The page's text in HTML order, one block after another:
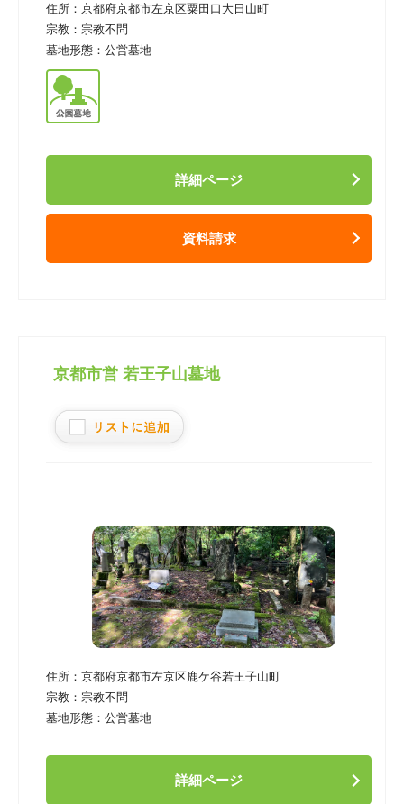
住所： 京都府京都市左京区粟田口大日山町
宗教： 宗教不問
墓地形態： 公営墓地
詳細ページ
資料請求
京都市営 若王子山墓地
住所： 京都府京都市左京区鹿ケ谷若王子山町
宗教： 宗教不問
墓地形態： 公営墓地
詳細ページ